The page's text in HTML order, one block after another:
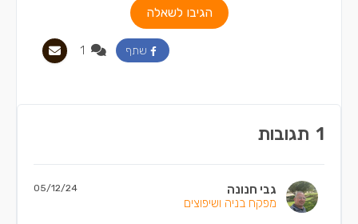
הגיבו לשאלה
שתף
1 תגובות
גבי חנונה
מפקח בניה ושיפוצים
05/12/24